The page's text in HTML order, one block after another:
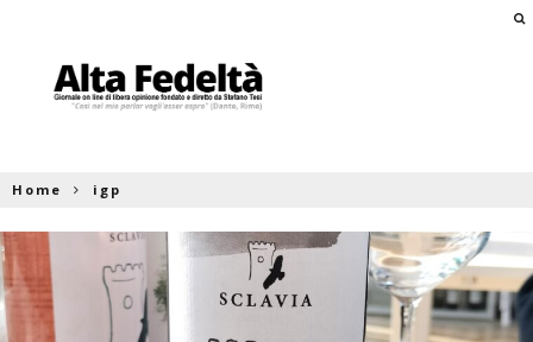
Home igp